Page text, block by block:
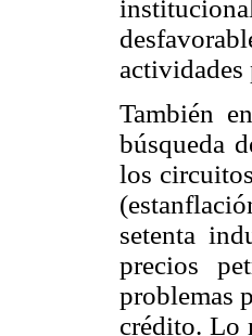
También
búsqueda
los
setenta
precios
problemas
crédito. Lo